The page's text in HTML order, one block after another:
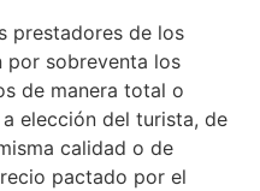
prestadores de los
por sobreventa los
de manera total o
elección del turista, de
calidad o de
pactado por el